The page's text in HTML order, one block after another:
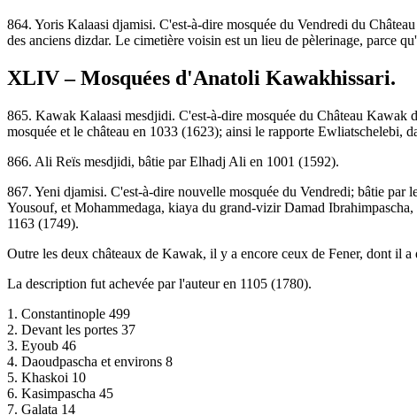
864. Yoris Kalaasi djamisi. C'est-à-dire mosquée du Vendredi du
des anciens dizdar. Le cimetière voisin est un lieu de pèlerinage, parce
XLIV – Mosquées d'Anatoli Kawakhissari.
865. Kawak Kalaasi mesdjidi. C'est-à-dire mosquée du Château
mosquée et le château en 1033 (1623); ainsi le rapporte Ewliatschelebi,
866. Ali Reïs mesdjidi, bâtie par Elhadj Ali en 1001 (1592).
867. Yeni djamisi. C'est-à-dire nouvelle mosquée du Vendredi; bâtie
Yousouf, et Mohammedaga, kiaya du grand-vizir Damad
1163 (1749).
Outre les deux châteaux de Kawak, il y a encore ceux de Fener, dont il
La description fut achevée par l'auteur en 1105 (1780).
1. Constantinople 499
2. Devant les portes 37
3. Eyoub 46
4. Daoudpascha et environs 8
5. Khaskoi 10
6. Kasimpascha 45
7. Galata 14